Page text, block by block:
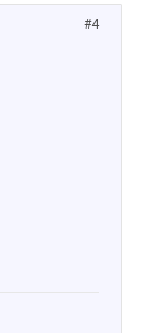
#4